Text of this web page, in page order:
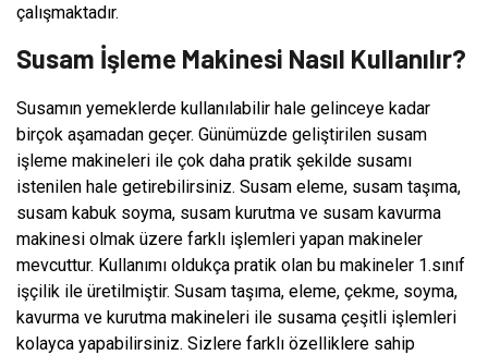
çalışmaktadır.
Susam İşleme Makinesi Nasıl Kullanılır?
Susamın yemeklerde kullanılabilir hale gelinceye kadar
birçok aşamadan geçer. Günümüzde geliştirilen susam
işleme makineleri ile çok daha pratik şekilde susamı
istenilen hale getirebilirsiniz. Susam eleme, susam taşıma,
susam kabuk soyma, susam kurutma ve susam kavurma
makinesi olmak üzere farklı işlemleri yapan makineler
mevcuttur. Kullanımı oldukça pratik olan bu makineler 1.sınıf
işçilik ile üretilmiştir. Susam taşıma, eleme, çekme, soyma,
kavurma ve kurutma makineleri ile susama çeşitli işlemleri
kolayca yapabilirsiniz. Sizlere farklı özelliklere sahip